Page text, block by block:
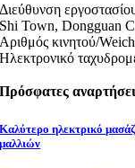
Διεύθυνση
Shi Town, Dongguan
Αριθμός κινητού/
Ηλεκτρονικό
Πρόσφατες
Καλύτερο ηλεκτρικό
μαλλιών